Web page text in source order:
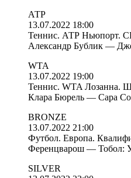
АТР
13.07.2022 18:00
Теннис. АТР Ньюпорт.
Александр Бублик —
WTA
13.07.2022 19:00
Теннис. WTA Лозанна.
Клара Бюрель — Сара
BRONZE
13.07.2022 21:00
Футбол. Европа.
Ференцварош — Тобол:
SILVER